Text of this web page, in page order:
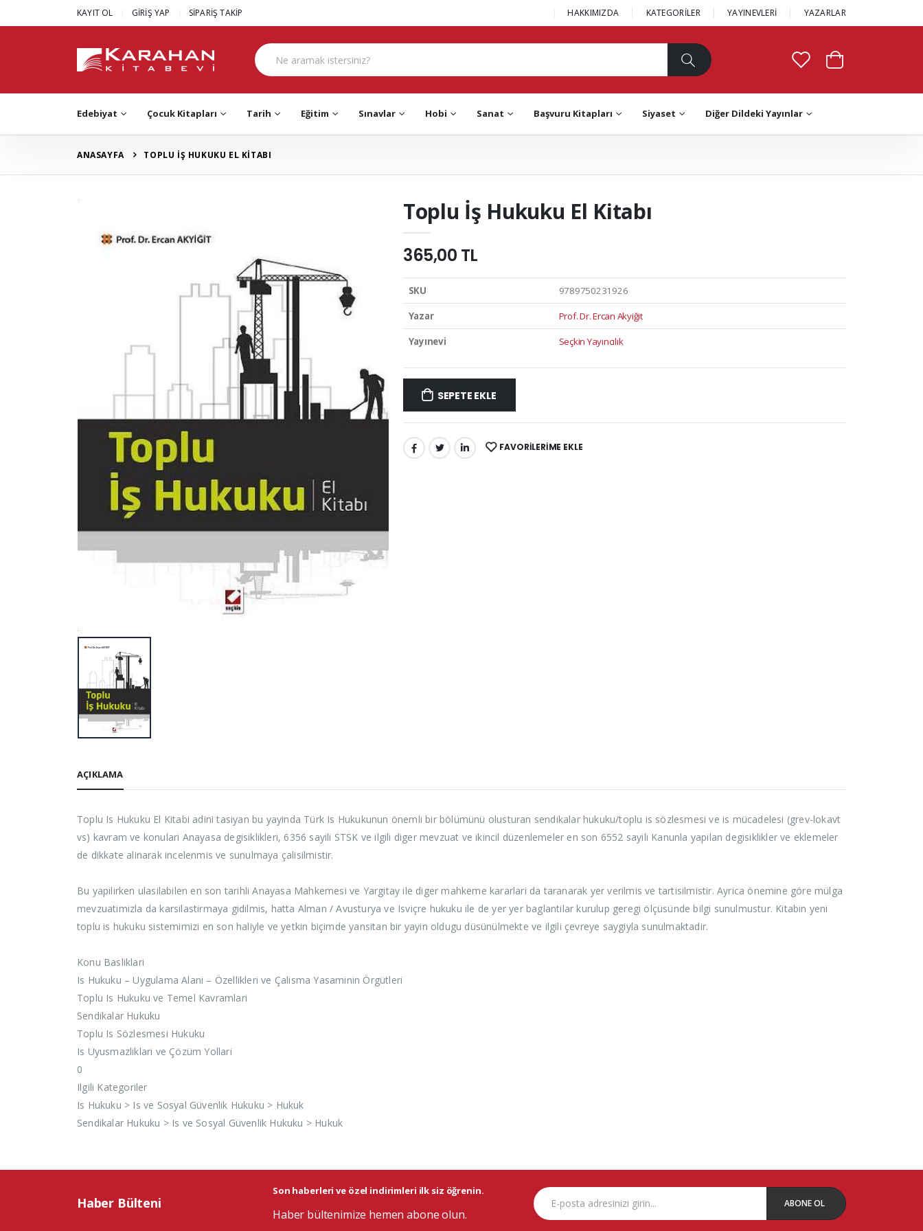
KAYIT OL GİRİŞ YAP SİPARİŞ TAKİP HAKKIMIZDA KATEGORİLER YAYINEVLERİ YAZARLAR
Edebiyat Çocuk Kitapları Tarih Eğitim Sınavlar Hobi Sanat Başvuru Kitapları Siyaset Diğer Dildeki Yayınlar
ANASAYFA TOPLU İŞ HUKUKU EL KİTABI
Toplu İş Hukuku El Kitabı
365,00 TL
SKU 9789750231926
Yazar Prof. Dr. Ercan Akyiğit
Yayınevi Seçkin Yayıncılık
SEPETE EKLE
PAYLAŞ: FAVORILERIME EKLE
AÇIKLAMA
Toplu Is Hukuku El Kitabi adini tasiyan bu yayinda Türk Is Hukukunun önemli bir bölümünü olusturan sendikalar hukuku/toplu is sözlesmesi ve is mücadelesi (grev-lokavt
vs) kavram ve konulari Anayasa degisiklikleri, 6356 sayili STSK ve ilgili diger mevzuat ve ikincil düzenlemeler en son 6552 sayili Kanunla yapilan degisiklikler ve eklemeler
de dikkate alinarak incelenmis ve sunulmaya çalisilmistir.
Bu yapilirken ulasilabilen en son tarihli Anayasa Mahkemesi ve Yargitay ile diger mahkeme kararlari da taranarak yer verilmis ve tartisilmistir. Ayrica önemine göre mülga
mevzuatimizla da karsilastirmaya gidilmis, hatta Alman / Avusturya ve Isviçre hukuku ile de yer yer baglantilar kurulup geregi ölçüsünde bilgi sunulmustur. Kitabin yeni
toplu is hukuku sistemimizi en son haliyle ve yetkin biçimde yansitan bir yayin oldugu düsünülmekte ve ilgili çevreye saygiyla sunulmaktadir.
Konu Basliklari
Is Hukuku – Uygulama Alani – Özellikleri ve Çalisma Yasaminin Örgütleri
Toplu Is Hukuku ve Temel Kavramlari
Sendikalar Hukuku
Toplu Is Sözlesmesi Hukuku
Is Uyusmazliklari ve Çözüm Yollari
0
Ilgili Kategoriler
Is Hukuku > Is ve Sosyal Güvenlik Hukuku > Hukuk
Sendikalar Hukuku > Is ve Sosyal Güvenlik Hukuku > Hukuk
Haber Bülteni
Son haberleri ve özel indirimleri ilk siz öğrenin.
Haber bültenimize hemen abone olun.
ABONE OL